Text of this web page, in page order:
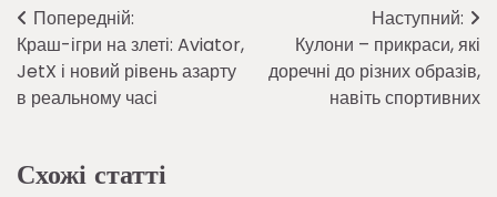
Навігація
записів
Попередній:
Краш-ігри на злеті: Aviator,
JetX і новий рівень азарту
в реальному часі
Наступний:
Кулони – прикраси, які
доречні до різних образів,
навіть спортивних
Схожі статті